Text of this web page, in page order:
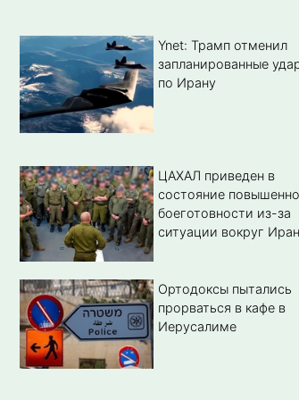
Ynet: Трамп отменил
запланированные
по Ирану
ЦАХАЛ приведен в
состояние
боеготовности из-за
ситуации вокруг
Ортодоксы пытались
прорваться в кафе в
Иерусалиме